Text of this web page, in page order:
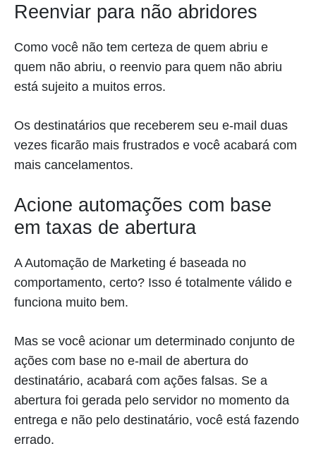
Reenviar para não abridores
Como você não tem certeza de quem abriu e
quem não abriu, o reenvio para quem não abriu
está sujeito a muitos erros.
Os destinatários que receberem seu e-mail duas
vezes ficarão mais frustrados e você acabará com
mais cancelamentos.
Acione automações com base
em taxas de abertura
A Automação de Marketing é baseada no
comportamento, certo? Isso é totalmente válido e
funciona muito bem.
Mas se você acionar um determinado conjunto de
ações com base no e-mail de abertura do
destinatário, acabará com ações falsas. Se a
abertura foi gerada pelo servidor no momento da
entrega e não pelo destinatário, você está fazendo
errado.